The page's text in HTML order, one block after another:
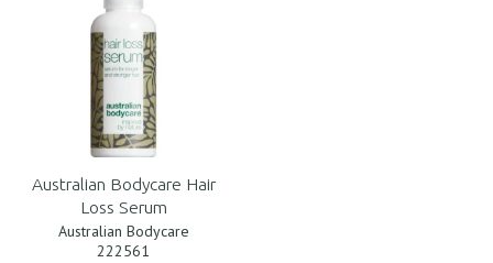
Australian Bodycare Hair
Loss Serum
Australian Bodycare
222561